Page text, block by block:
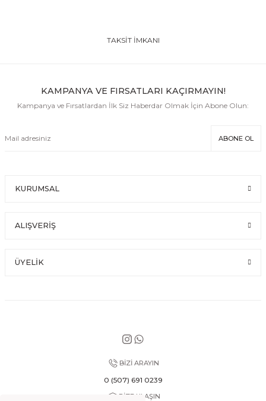
TAKSİT İMKANI
KAMPANYA VE FIRSATLARI KAÇIRMAYIN!
Kampanya ve Fırsatlardan İlk Siz Haberdar Olmak İçin Abone Olun:
ABONE OL
KURUMSAL
ALIŞVERİŞ
ÜYELİK
BİZİ ARAYIN
0 (507) 691 0239
BİZE ULAŞIN